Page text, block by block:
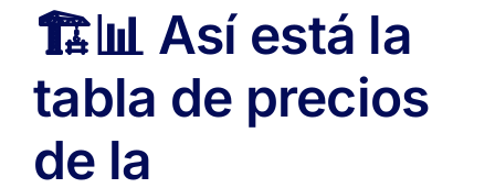
de
más
USD
100
🏗️📊 Así está la
tabla de precios
de la